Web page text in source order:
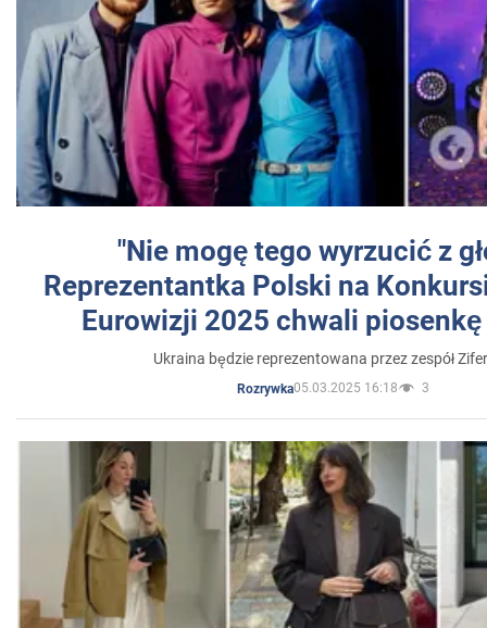
"Nie mogę tego wyrzucić z
Reprezentantka Polski na
Eurowizji 2025 chwali
Ukraina będzie reprezentowana przez zespół
Rozrywka05.03.2025 16:18 3